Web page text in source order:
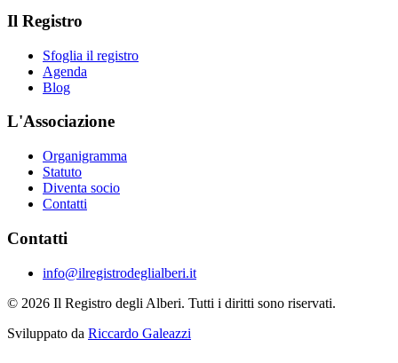
Il Registro
Sfoglia il registro
Agenda
Blog
L'Associazione
Organigramma
Statuto
Diventa socio
Contatti
Contatti
info@ilregistrodeglialberi.it
© 2026 Il Registro degli Alberi. Tutti i diritti sono riservati.
Sviluppato da Riccardo Galeazzi